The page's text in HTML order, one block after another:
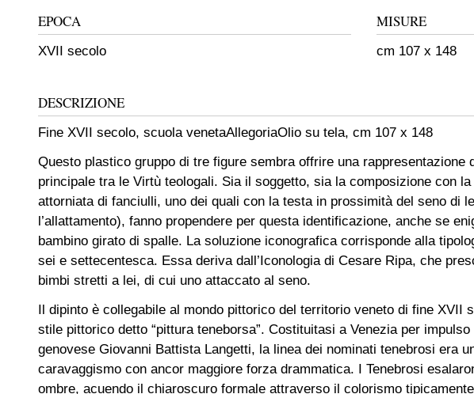
EPOCA
XVII secolo
MISURE
cm 107 x 148
DESCRIZIONE
Fine XVII secolo, scuola venetaAllegoriaOlio su tela, cm 107 x 148
Questo plastico gruppo di tre figure sembra offrire una rappresentazione
principale tra le Virtù teologali. Sia il soggetto, sia la composizione con
attorniata di fanciulli, uno dei quali con la testa in prossimità del seno di
l’allattamento), fanno propendere per questa identificazione, anche se
bambino girato di spalle. La soluzione iconografica corrisponde alla
sei e settecentesca. Essa deriva dall’Iconologia di Cesare Ripa, che
bimbi stretti a lei, di cui uno attaccato al seno.
Il dipinto è collegabile al mondo pittorico del territorio veneto di fine XVII
stile pittorico detto “pittura teneborsa”. Costituitasi a Venezia per
genovese Giovanni Battista Langetti, la linea dei nominati tenebrosi era
caravaggismo con ancor maggiore forza drammatica. I Tenebrosi
ombre, acuendo il chiaroscuro formale attraverso il colorismo